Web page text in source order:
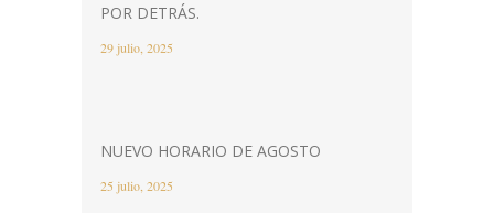
POR DETRÁS.
29 julio, 2025
NUEVO HORARIO DE AGOSTO
25 julio, 2025